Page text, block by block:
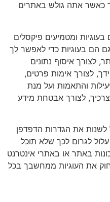
כאשר אתה גולש באתרים
ומטמיעים פיקסלים
בעוגיות כדי לאפשר לך
איסוף נתונים
לצורך אימות פרטים,
והתאמות ועל מנת
לצורך אבטחת מידע
לשנות את הגדרות הדפדפן
לגרום לכך שלא תוכל
באתר או באתרי אינטרנט
את העוגיות ממחשבך בכל